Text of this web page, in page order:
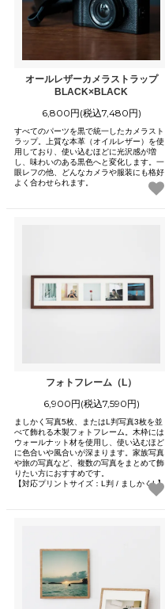
オールレザーカメラストラップ
BLACK×BLACK
6,800円(税込7,480円)
すべてのパーツを黒で統一したカメラスト
ラップ。上質な本革（オイルレザー）を使
用しており、使い込むほどに光沢感が増
し、味わいのある黒色へと変化します。一
眼レフの他、どんなカメラや服装にも格好
よく合わせられます。
フォトフレーム（L）
6,900円(税込7,590円)
ましかく写真5枚、またはL判写真3枚を並
べて飾れる木製フォトフレーム。木枠には
ウォールナット材を使用し、使い込むほど
に色合いや風合いが深まります。家族写真
や旅の写真など、複数の写真をまとめて飾
りたい方におすすめです。
【対応プリントサイズ：L判 / ましかくL】